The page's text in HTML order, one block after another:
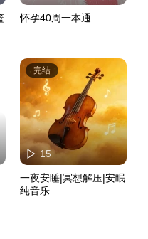
怀孕40周一本通
完结
15
一夜安睡|冥想解压|安眠
纯音乐